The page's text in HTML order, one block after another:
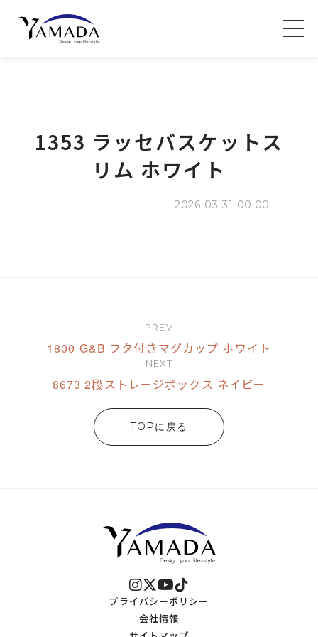
1353 ラッセバスケットス
リム ホワイト
2026-03-31 00:00
PREV
1800 G&B フタ付きマグカップ ホワイト
NEXT
8673 2段ストレージボックス ネイビー
TOPに戻る
プライバシーポリシー
会社情報